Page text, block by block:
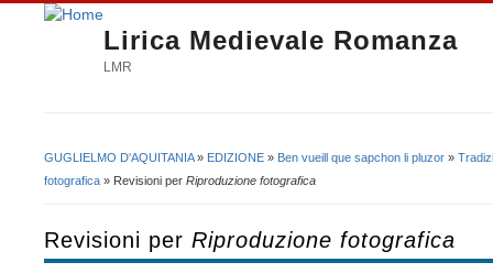
Lirica Medievale Romanza
LMR
Tu sei qui
GUGLIELMO D'AQUITANIA» EDIZIONE » Ben vueill que sapchon li pluzor »
fotografica » Revisioni per Riproduzione fotografica
Revisioni per Riproduzione fotografica